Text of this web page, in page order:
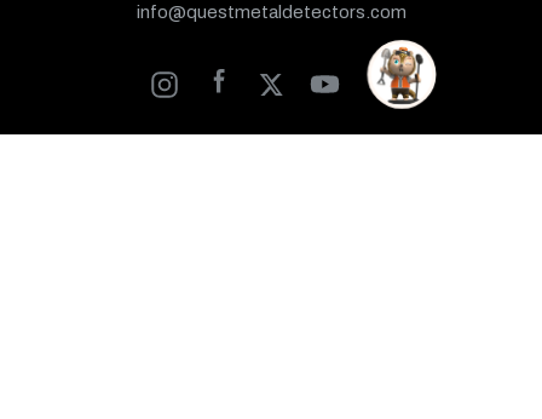
info@questmetaldetectors.com